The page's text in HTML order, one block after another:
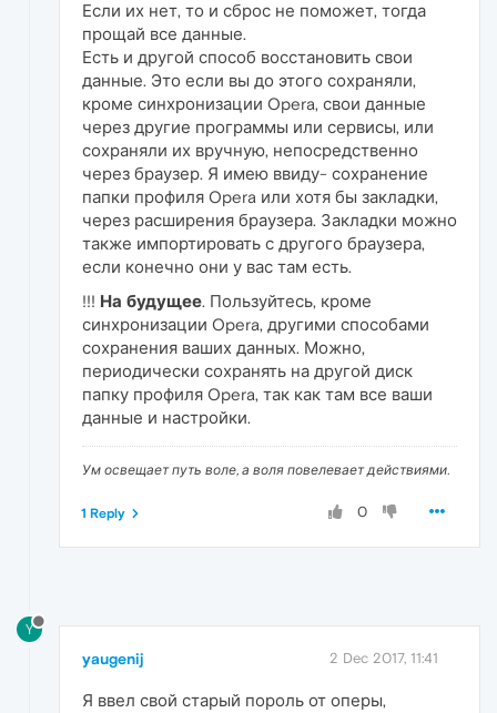
Если их нет, то и сброс не поможет, тогда
прощай все данные.
Есть и другой способ восстановить свои
данные. Это если вы до этого сохраняли,
кроме синхронизации Opera, свои данные
через другие программы или сервисы, или
сохраняли их вручную, непосредственно
через браузер. Я имею ввиду- сохранение
папки профиля Opera или хотя бы закладки,
через расширения браузера. Закладки можно
также импортировать с другого браузера,
если конечно они у вас там есть.
!!! На будущее. Пользуйтесь, кроме
синхронизации Opera, другими способами
сохранения ваших данных. Можно,
периодически сохранять на другой диск
папку профиля Opera, так как там все ваши
данные и настройки.
Ум освещает путь воле, а воля повелевает действиями.
0
1 Reply
Y
yaugenij 2 Dec 2017, 11:41
Я ввел свой старый пороль от оперы,